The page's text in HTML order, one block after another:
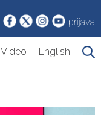
prijava
Video English